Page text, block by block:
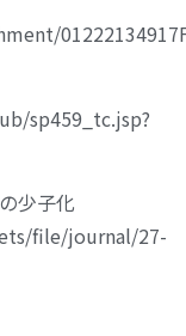
sp459_tc.jsp?
少子化
file/journal/27-